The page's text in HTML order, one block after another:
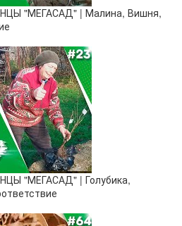
"МЕГАСАД" | Малина, Вишня,
"МЕГАСАД" | Голубика,